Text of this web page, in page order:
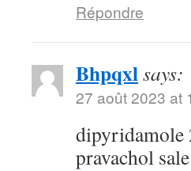
Répondre
Bhpqxlsays:
27 août 2023 at
dipyridamole
pravachol sale